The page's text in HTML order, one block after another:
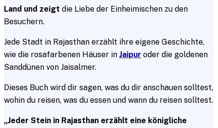
Land und zeigt die Liebe der Einheimischen zu den
Besuchern.
Jede Stadt in Rajasthan erzählt ihre eigene Geschichte,
wie die rosafarbenen Häuser in Jaipur oder die goldenen
Sanddünen von Jaisalmer.
Dieses Buch wird dir sagen, was du dir anschauen solltest,
wohin du reisen, was du essen und wann du reisen solltest.
„Jeder Stein in Rajasthan erzählt eine königliche